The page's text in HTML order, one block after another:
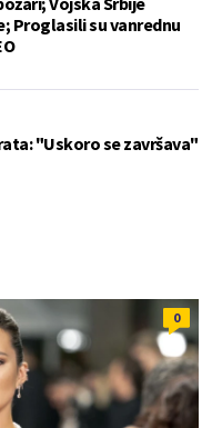
Proglasili su vanrednu
"Uskoro se završava"
0